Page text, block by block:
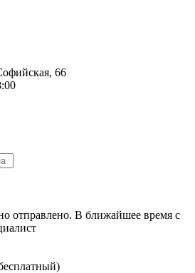
66
отправлено. В ближайшее время с